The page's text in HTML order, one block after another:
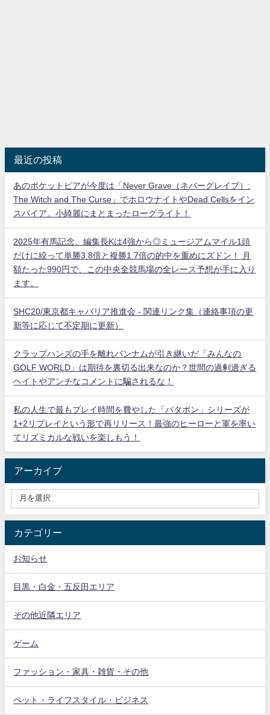
最近の投稿
あのポケットピアが今度は「Never Grave（ネバーグレイブ）:
The Witch and The Curse」でホロウナイトやDead Cellsをイン
スパイア。小綺麗にまとまったローグライト！
2025年有馬記念、編集長Kは4強から◎ミュージアムマイル1頭
だけに絞って単勝3.8倍と複勝1.7倍の的中を重めにズドン！ 月
額たった990円で、この中央全競馬場の全レース予想が手に入り
ます。
SHC20/東京都キャバリア推進会 - 関連リンク集（連絡事項の更
新等に応じて不定期に更新）
クラップハンズの手を離れバンナムが引き継いだ「みんなの
GOLF WORLD」は期待を裏切る出来なのか？世間の過剰過ぎる
ヘイトやアンチなコメントに騙されるな！
私の人生で最もプレイ時間を費やした「パタポン」シリーズが
1+2リプレイという形で再リリース！最強のヒーローと軍を率い
てリズミカルな戦いを楽しもう！
アーカイブ
カテゴリー
お知らせ
目黒・白金・五反田エリア
その他近隣エリア
ゲーム
ファッション・家具・雑貨・その他
ペット・ライフスタイル・ビジネス